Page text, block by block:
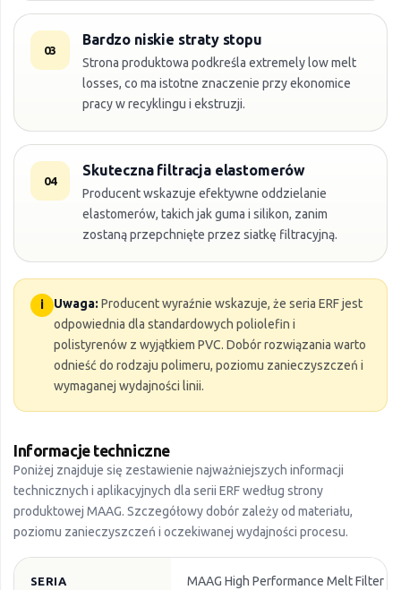
03
Bardzo niskie straty stopu
Strona produktowa podkreśla extremely low melt
losses, co ma istotne znaczenie przy ekonomice
pracy w recyklingu i ekstruzji.
04
Skuteczna filtracja elastomerów
Producent wskazuje efektywne oddzielanie
elastomerów, takich jak guma i silikon, zanim
zostaną przepchnięte przez siatkę filtracyjną.
i Uwaga: Producent wyraźnie wskazuje, że seria ERF jest
odpowiednia dla standardowych poliolefin i
polistyrenów z wyjątkiem PVC. Dobór rozwiązania warto
odnieść do rodzaju polimeru, poziomu zanieczyszczeń i
wymaganej wydajności linii.
Informacje techniczne
Poniżej znajduje się zestawienie najważniejszych informacji
technicznych i aplikacyjnych dla serii ERF według strony
produktowej MAAG. Szczegółowy dobór zależy od materiału,
poziomu zanieczyszczeń i oczekiwanej wydajności procesu.
SERIA
MAAG High Performance Melt Filter